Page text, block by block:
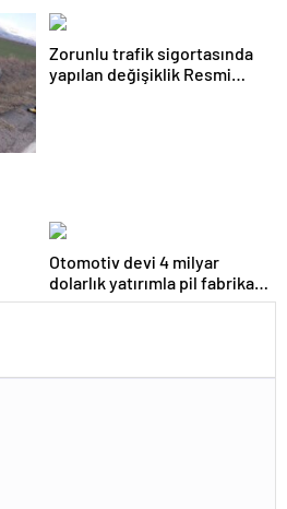
Zorunlu trafik sigortasında
yapılan değişiklik Resmi
Otomotiv devi 4 milyar
dolarlık yatırımla pil fabrikası
kuracak